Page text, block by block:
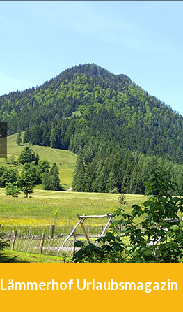
Lämmerhof Urlaubsmagazin